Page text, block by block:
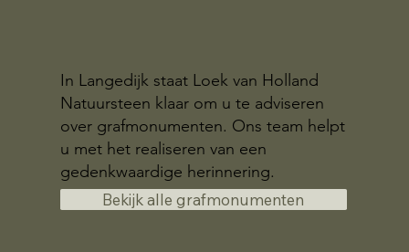
In Langedijk staat Loek van Holland
Natuursteen klaar om u te adviseren
over grafmonumenten. Ons team helpt
u met het realiseren van een
gedenkwaardige herinnering.
Bekijk alle grafmonumenten